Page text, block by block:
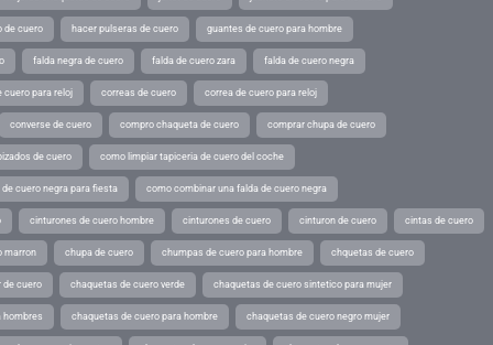
de cuero hacer pulseras de cuero guantes de cuero para hombre
falda negra de cuero falda de cuero zara falda de cuero negra
cuero para reloj correas de cuero correa de cuero para reloj
converse de cuero compro chaqueta de cuero comprar chupa de cuero
de cuero como limpiar tapiceria de cuero del coche
cuero negra para fiesta como combinar una falda de cuero negra
cinturones de cuero hombre cinturones de cuero cinturon de cuero cintas de cuero
marron chupa de cuero chumpas de cuero para hombre chquetas de cuero
de cuero chaquetas de cuero verde chaquetas de cuero sintetico para mujer
hombres chaquetas de cuero para hombre chaquetas de cuero negro mujer